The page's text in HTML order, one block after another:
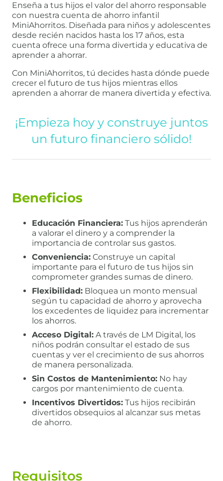
Enseña a tus hijos el valor del ahorro responsable
con nuestra cuenta de ahorro infantil
MiniAhorritos. Diseñada para niños y adolescentes
desde recién nacidos hasta los 17 años, esta
cuenta ofrece una forma divertida y educativa de
aprender a ahorrar.
Con MiniAhorritos, tú decides hasta dónde puede
crecer el futuro de tus hijos mientras ellos
aprenden a ahorrar de manera divertida y efectiva.
¡Empieza hoy y construye juntos
un futuro financiero sólido!
Beneficios
Educación Financiera: Tus hijos aprenderán
a valorar el dinero y a comprender la
importancia de controlar sus gastos.
Conveniencia: Construye un capital
importante para el futuro de tus hijos sin
comprometer grandes sumas de dinero.
Flexibilidad: Bloquea un monto mensual
según tu capacidad de ahorro y aprovecha
los excedentes de liquidez para incrementar
los ahorros.
Acceso Digital: A través de LM Digital, los
niños podrán consultar el estado de sus
cuentas y ver el crecimiento de sus ahorros
de manera personalizada.
Sin Costos de Mantenimiento: No hay
cargos por mantenimiento de cuenta.
Incentivos Divertidos: Tus hijos recibirán
divertidos obsequios al alcanzar sus metas
de ahorro.
Requisitos